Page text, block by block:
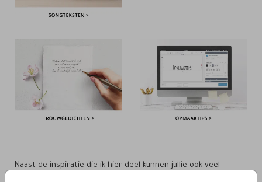
Naast de inspiratie die ik hier deel kunnen jullie ook veel